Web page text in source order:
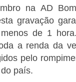
na AD
gravação
de 1
a renda da
pelo
país.